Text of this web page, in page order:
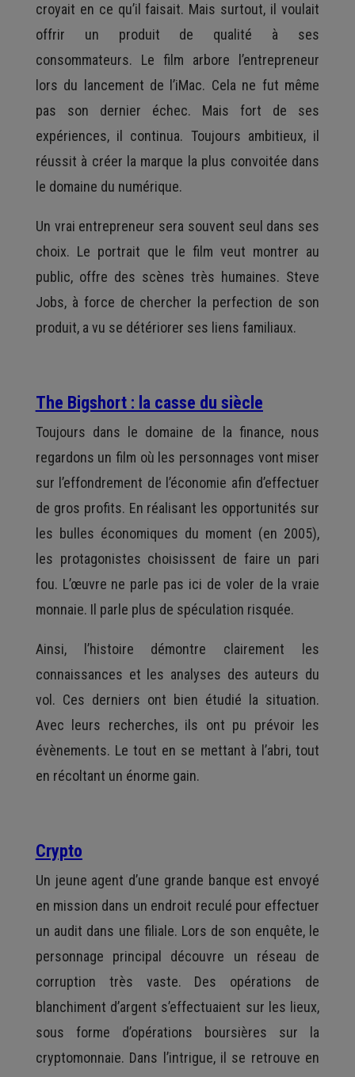
croyait en ce qu’il faisait. Mais surtout, il voulait
offrir un produit de qualité à ses
consommateurs. Le film arbore l’entrepreneur
lors du lancement de l’iMac. Cela ne fut même
pas son dernier échec. Mais fort de ses
expériences, il continua. Toujours ambitieux, il
réussit à créer la marque la plus convoitée dans
le domaine du numérique.
Un vrai entrepreneur sera souvent seul dans ses
choix. Le portrait que le film veut montrer au
public, offre des scènes très humaines. Steve
Jobs, à force de chercher la perfection de son
produit, a vu se détériorer ses liens familiaux.
The Bigshort : la casse du siècle
Toujours dans le domaine de la finance, nous
regardons un film où les personnages vont miser
sur l’effondrement de l’économie afin d’effectuer
de gros profits. En réalisant les opportunités sur
les bulles économiques du moment (en 2005),
les protagonistes choisissent de faire un pari
fou. L’œuvre ne parle pas ici de voler de la vraie
monnaie. Il parle plus de spéculation risquée.
Ainsi, l’histoire démontre clairement les
connaissances et les analyses des auteurs du
vol. Ces derniers ont bien étudié la situation.
Avec leurs recherches, ils ont pu prévoir les
évènements. Le tout en se mettant à l’abri, tout
en récoltant un énorme gain.
Crypto
Un jeune agent d’une grande banque est envoyé
en mission dans un endroit reculé pour effectuer
un audit dans une filiale. Lors de son enquête, le
personnage principal découvre un réseau de
corruption très vaste. Des opérations de
blanchiment d’argent s’effectuaient sur les lieux,
sous forme d’opérations boursières sur la
cryptomonnaie. Dans l’intrigue, il se retrouve en